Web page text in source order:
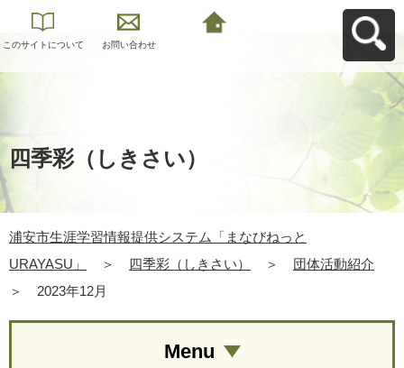
このサイトについて お問い合わせ
四季彩（しきさい）
浦安市生涯学習情報提供システム「まなびねっと
URAYASU」
＞ 四季彩（しきさい） ＞
団体活動紹介
＞
2023年12月
Menu